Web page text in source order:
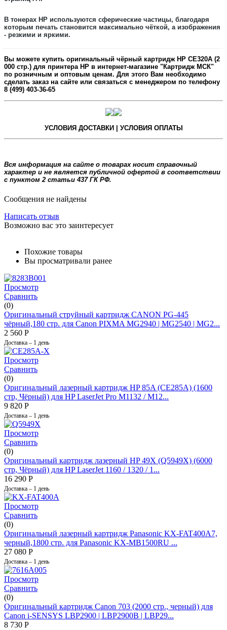
В тонерах HP используются сферические частицы, благодаря
которым печать становится максимально чёткой, а изображения
- резкими и яркими.
Вы можете купить оригинальный чёрный картридж HP CE320A (2
000 стр.) для принтера HP в интернет-магазине "Картридж МСК"
по розничным и оптовым ценам. Для этого Вам необходимо
сделать заказ на сайте или связаться с менеджером по телефону
8 (499) 403-36-65
УСЛОВИЯ ДОСТАВКИ | УСЛОВИЯ ОПЛАТЫ
Вся информация на сайте о товарах носит справочный
характер и не является публичной офертой в соответствии
с пунктом 2 статьи 437 ГК РФ.
Сообщения не найдены
Написать отзыв
Возможно вас это заинтересует
Похожие товары
Вы просматривали ранее
Просмотр
Сравнить
(0)
Оригинальный струйный картридж CANON PG-445
чёрный,180 стр. для Canon PIXMA MG2940 | MG2540 | MG2...
2 560 Р
Доставка – 1 день
Просмотр
Сравнить
(0)
Оригинальный лазерный картридж HP 85A (CE285A) (1600
стр, Чёрный) для HP LaserJet Pro M1132 / M12...
9 820 Р
Доставка – 1 день
Просмотр
Сравнить
(0)
Оригинальный картридж лазерный HP 49X (Q5949X) (6000
стр, Чёрный) для HP LaserJet 1160 / 1320 / 1...
16 290 Р
Доставка – 1 день
Просмотр
Сравнить
(0)
Оригинальный лазерный картридж Panasonic KX-FAT400A7,
черный,1800 стр. для Panasonic KX-MB1500RU ...
27 080 Р
Доставка – 1 день
Просмотр
Сравнить
(0)
Оригинальный картридж Canon 703 (2000 стр., черный) для
Canon i-SENSYS LBP2900 | LBP2900B | LBP29...
8 730 Р